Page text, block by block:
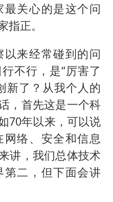
关心的是这个问
正。
来经常碰到的问
不行，是“厉害了
新了？从我个人的
，首先这是一个科
70年以来，可以说
络、安全和信息
讲，我们总体技术
二，但下面会讲